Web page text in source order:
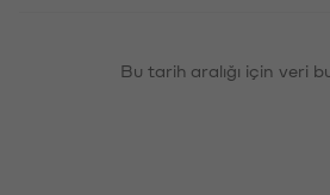
Bu tarih aralığı için veri